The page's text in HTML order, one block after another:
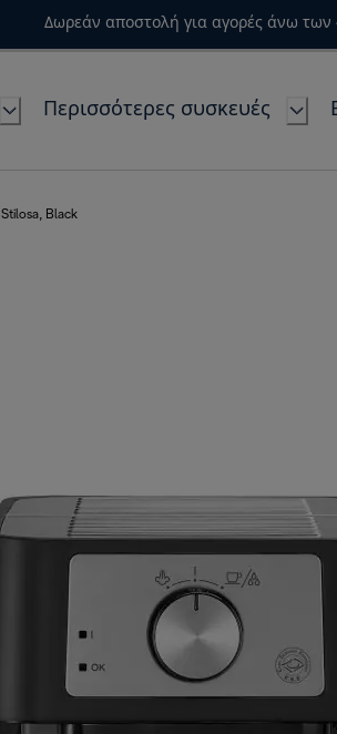
Δωρεάν αποστολή για αγορές άνω των
Περισσότερες συσκευές
Stilosa, Black